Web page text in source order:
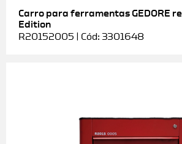
Carro para ferramentas GEDORE
Edition
R20152005 | Cód: 3301648